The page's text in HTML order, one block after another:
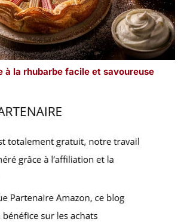
à la rhubarbe facile et savoureuse